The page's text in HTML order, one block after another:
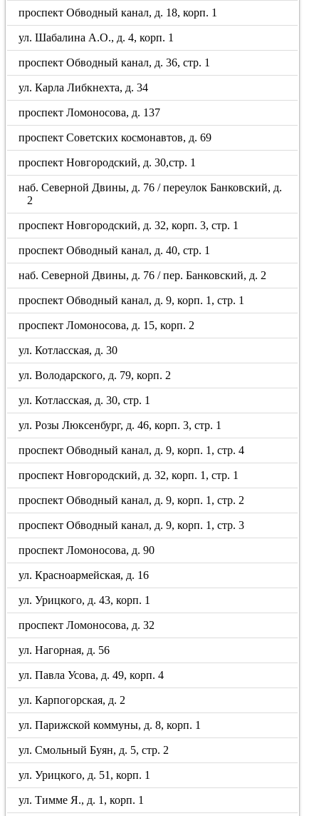
проспект Обводный канал, д. 18, корп. 1
ул. Шабалина А.О., д. 4, корп. 1
проспект Обводный канал, д. 36, стр. 1
ул. Карла Либкнехта, д. 34
проспект Ломоносова, д. 137
проспект Советских космонавтов, д. 69
проспект Новгородский, д. 30,стр. 1
наб. Северной Двины, д. 76 / переулок Банковский, д.
2
проспект Новгородский, д. 32, корп. 3, стр. 1
проспект Обводный канал, д. 40, стр. 1
наб. Северной Двины, д. 76 / пер. Банковский, д. 2
проспект Обводный канал, д. 9, корп. 1, стр. 1
проспект Ломоносова, д. 15, корп. 2
ул. Котласская, д. 30
ул. Володарского, д. 79, корп. 2
ул. Котласская, д. 30, стр. 1
ул. Розы Люксенбург, д. 46, корп. 3, стр. 1
проспект Обводный канал, д. 9, корп. 1, стр. 4
проспект Новгородский, д. 32, корп. 1, стр. 1
проспект Обводный канал, д. 9, корп. 1, стр. 2
проспект Обводный канал, д. 9, корп. 1, стр. 3
проспект Ломоносова, д. 90
ул. Красноармейская, д. 16
ул. Урицкого, д. 43, корп. 1
проспект Ломоносова, д. 32
ул. Нагорная, д. 56
ул. Павла Усова, д. 49, корп. 4
ул. Карпогорская, д. 2
ул. Парижской коммуны, д. 8, корп. 1
ул. Смольный Буян, д. 5, стр. 2
ул. Урицкого, д. 51, корп. 1
ул. Тимме Я., д. 1, корп. 1